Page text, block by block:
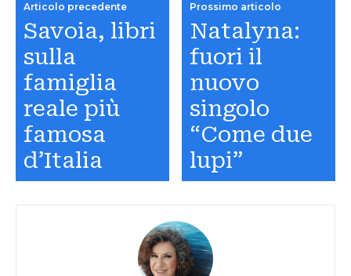
Articolo precedente
Savoia, libri
sulla
famiglia
reale più
famosa
d’Italia
Prossimo articolo
Natalyna:
fuori il
nuovo
singolo
“Come due
lupi”